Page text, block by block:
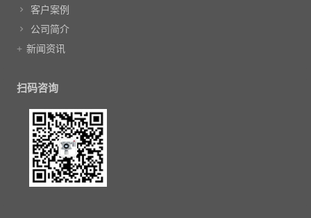
客户案例
公司简介
新闻资讯
扫码咨询